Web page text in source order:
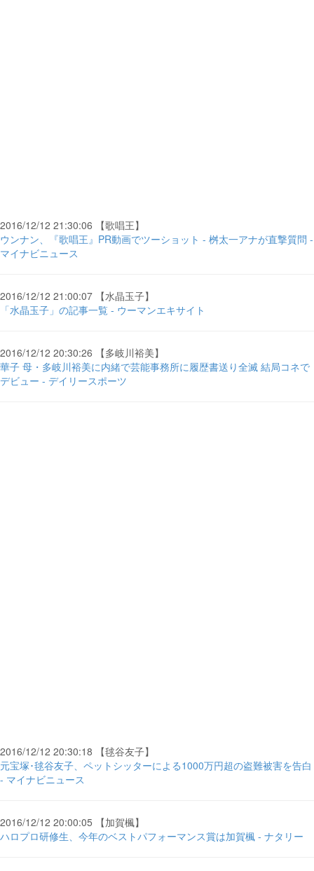
2016/12/12 21:30:06 【歌唱王】
ウンナン、『歌唱王』PR動画でツーショット - 桝太一アナが直撃質問 -
マイナビニュース
2016/12/12 21:00:07 【水晶玉子】
「水晶玉子」の記事一覧 - ウーマンエキサイト
2016/12/12 20:30:26 【多岐川裕美】
華子 母・多岐川裕美に内緒で芸能事務所に履歴書送り全滅 結局コネで
デビュー - デイリースポーツ
2016/12/12 20:30:18 【毬谷友子】
元宝塚･毬谷友子、ペットシッターによる1000万円超の盗難被害を告白
- マイナビニュース
2016/12/12 20:00:05 【加賀楓】
ハロプロ研修生、今年のベストパフォーマンス賞は加賀楓 - ナタリー